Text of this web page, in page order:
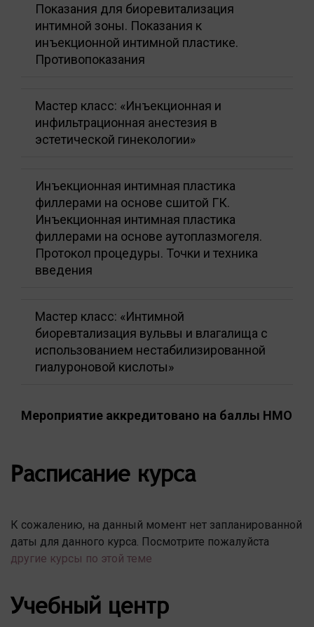
Показания для биоревитализация
интимной зоны. Показания к
инъекционной интимной пластике.
Противопоказания
Мастер класс: «Инъекционная и
инфильтрационная анестезия в
эстетической гинекологии»
Инъекционная интимная пластика
филлерами на основе сшитой ГК.
Инъекционная интимная пластика
филлерами на основе аутоплазмогеля.
Протокол процедуры. Точки и техника
введения
Мастер класс: «Интимной
биоревтализация вульвы и влагалища с
использованием нестабилизированной
гиалуроновой кислоты»
Мероприятие аккредитовано на баллы НМО
Расписание курса
К сожалению, на данный момент нет запланированной
даты для данного курса. Посмотрите пожалуйста
другие курсы по этой теме
Учебный центр